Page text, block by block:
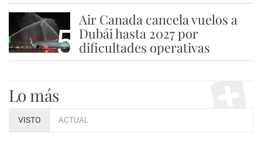
5
Air Canada cancela vuelos a
Dubái hasta 2027 por
dificultades operativas
Lo más
VISTO ACTUAL